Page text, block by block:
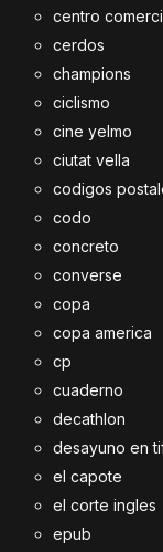
centro
cerdos
champions
ciclismo
cine yelmo
ciutat vella
codigos
codo
concreto
converse
copa
copa america
cp
cuaderno
decathlon
desayuno en
el capote
el corte ingles
epub